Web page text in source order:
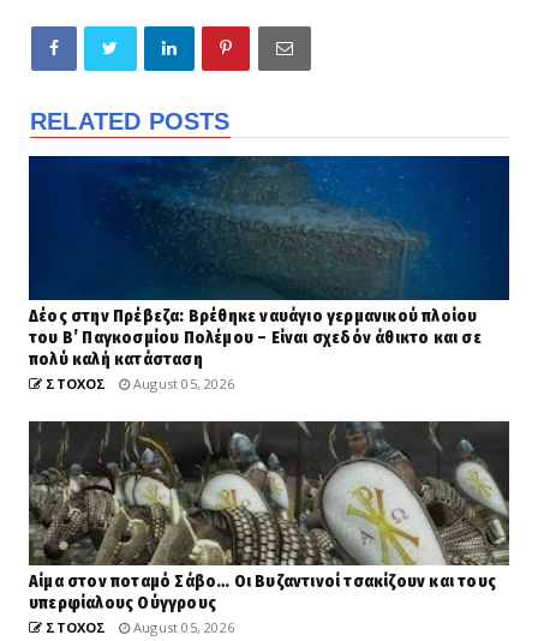
RELATED POSTS
Δέος στην Πρέβεζα: Βρέθηκε ναυάγιο γερμανικού πλοίου
του Β’ Παγκοσμίου Πολέμου – Είναι σχεδόν άθικτο και σε
πολύ καλή κατάσταση
ΣΤΟΧΟΣ August 05, 2026
Αίμα στον ποταμό Σάβο… Οι Βυζαντινοί τσακίζουν και τους
υπερφίαλους Ούγγρους
ΣΤΟΧΟΣ August 05, 2026